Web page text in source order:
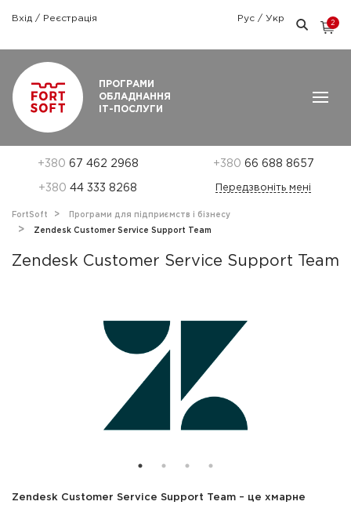
Вхід / Реєстрація Рус / Укр
2
ПРОГРАМИ
ОБЛАДНАННЯ
ІТ-ПОСЛУГИ
+380 67 462 2968 +380 66 688 8657
+380 44 333 8268 Передзвоніть мені
FortSoft Програми для підприємств і бізнесу
Zendesk Customer Service Support Team
Zendesk Customer Service Support Team
Zendesk Customer Service Support Team – це хмарне